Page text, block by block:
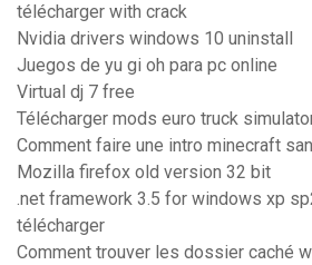
télécharger with crack
Nvidia drivers windows 10 uninstall
Juegos de yu gi oh para pc online
Virtual dj 7 free
Télécharger mods euro truck
Comment faire une intro minecraft
Mozilla firefox old version 32 bit
.net framework 3.5 for windows xp
télécharger
Comment trouver les dossier caché